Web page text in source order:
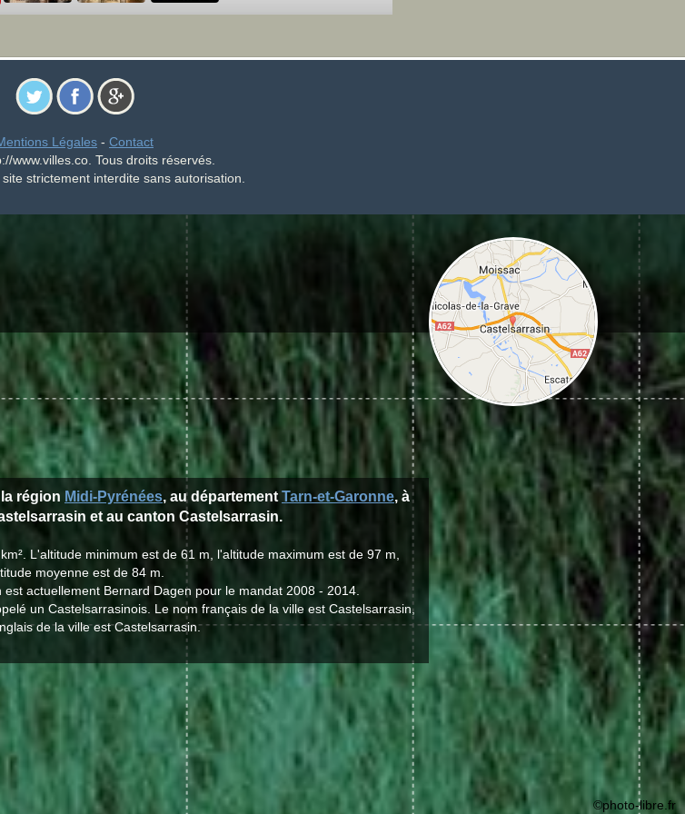
Légales - Contact
www.villes.co. Tous droits réservés.
strictement interdite sans autorisation.
région Midi-Pyrénées, au département Tarn-et-Garonne, à
et au canton Castelsarrasin.
L'altitude minimum est de 61 m, l'altitude maximum est de 97 m,
moyenne est de 84 m.
actuellement Bernard Dagen pour le mandat 2008 - 2014.
un Castelsarrasinois. Le nom français de la ville est Castelsarrasin,
de la ville est Castelsarrasin.
©photo-libre.fr